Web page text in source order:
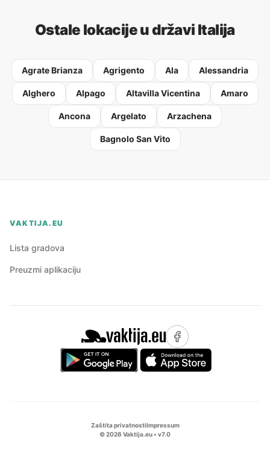
Ostale lokacije u državi Italija
Agrate Brianza Agrigento Ala Alessandria
Alghero Alpago Altavilla Vicentina Amaro
Ancona Argelato Arzachena
Bagnolo San Vito
VAKTIJA.EU
Lista gradova
Preuzmi aplikaciju
Zaštita privatnostiImpressum
©2026 Vaktija.eu • v7.0